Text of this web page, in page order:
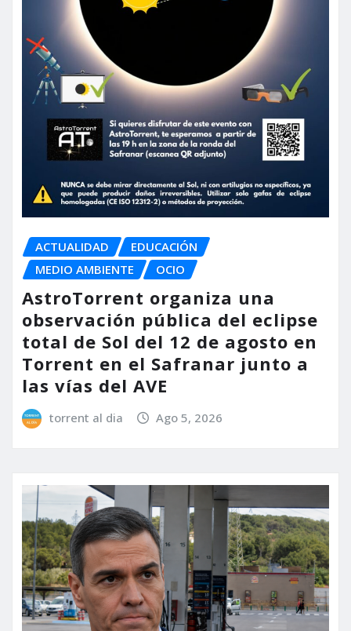
ACTUALIDAD
EDUCACIÓN
MEDIO AMBIENTE
OCIO
AstroTorrent organiza una
observación pública del eclipse
total de Sol del 12 de agosto en
Torrent en el Safranar junto a
las vías del AVE
torrent al dia Ago 5, 2026